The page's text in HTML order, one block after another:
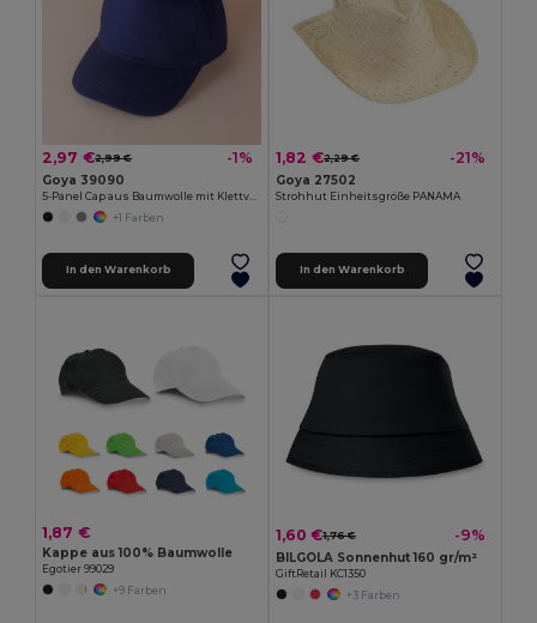
2,97 €2,99 € -1%
Goya 39090
+1 Farben
In den Warenkorb
1,82 €2,29 € -21%
Goya 27502
Strohhut Einheitsgröße PANAMA
In den Warenkorb
1,87 €
Kappe aus 100% Baumwolle
Egotier 99029
+9 Farben
1,60 €1,76 € -9%
BILGOLA Sonnenhut 160 gr/m²
GiftRetail KC1350
+3 Farben